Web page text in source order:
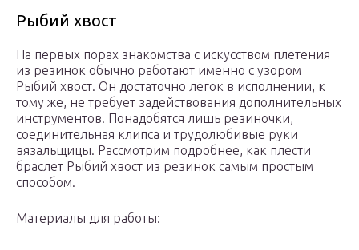
Рыбий хвост
На первых порах знакомства с искусством плетения
из резинок обычно работают именно с узором
Рыбий хвост. Он достаточно легок в исполнении, к
тому же, не требует задействования дополнительных
инструментов. Понадобятся лишь резиночки,
соединительная клипса и трудолюбивые руки
вязальщицы. Рассмотрим подробнее, как плести
браслет Рыбий хвост из резинок самым простым
способом.
Материалы для работы: